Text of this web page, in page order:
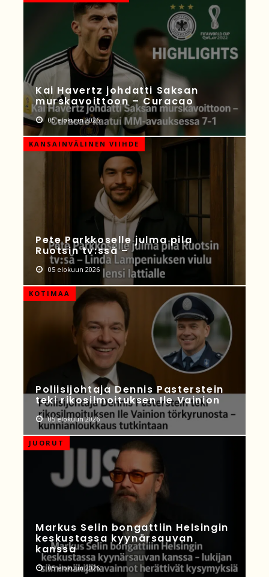
Kai Havertz johdatti Saksan
murskavoittoon – Curacao
05 elokuun 2026
KANSAINVÄLINEN VIIHDE
Pete Parkkoselle julma pila
Ruotsin tv:ssä –
05 elokuun 2026
KOTIMAA
Poliisijohtaja Dennis Pasterstein
teki rikosilmoituksen Ile Vainion
05 elokuun 2026
JUORUT
Markus Selin bongattiin Helsingin
keskustassa kyynärsauvan
kanssa
05 elokuun 2026